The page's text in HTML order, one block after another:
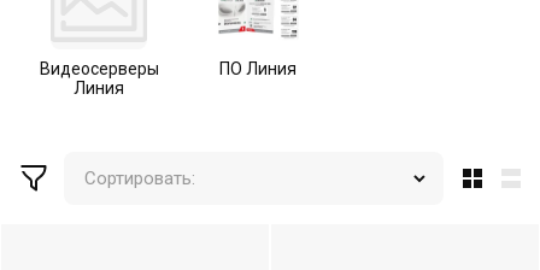
Видеосерверы
Линия
ПО Линия
Сортировать: